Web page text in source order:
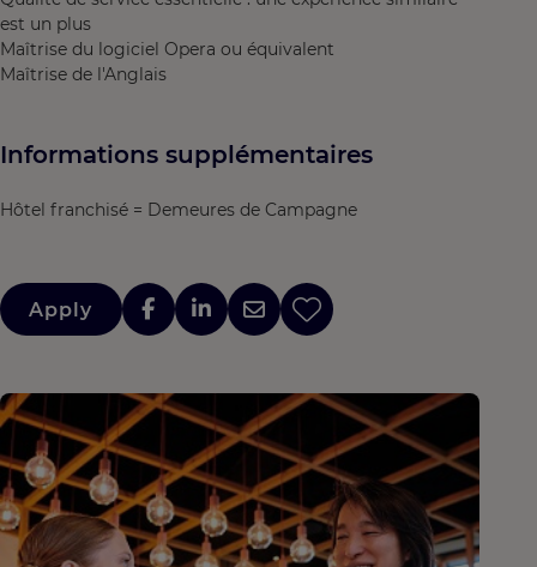
est un plus
Maîtrise du logiciel Opera ou équivalent
Maîtrise de l'Anglais
Informations supplémentaires
Hôtel franchisé = Demeures de Campagne
Apply